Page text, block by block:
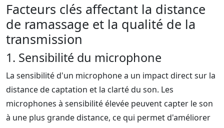
Facteurs clés affectant la distance
de ramassage et la qualité de la
transmission
1. Sensibilité du microphone
La sensibilité d'un microphone a un impact direct sur la
distance de captation et la clarté du son. Les
microphones à sensibilité élevée peuvent capter le son
à une plus grande distance, ce qui permet d'améliorer